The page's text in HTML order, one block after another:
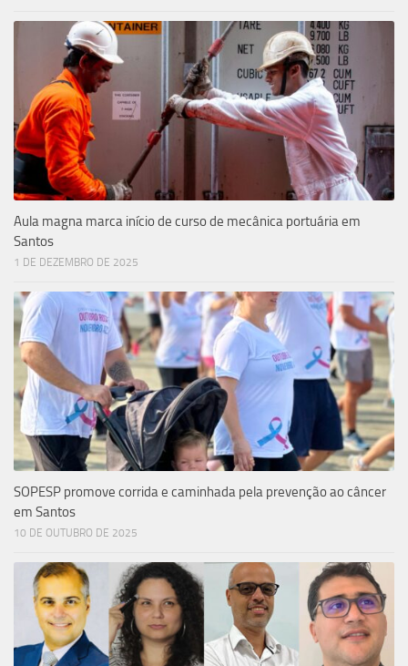
Aula magna marca início de curso de mecânica portuária em
Santos
1 DE DEZEMBRO DE 2025
SOPESP promove corrida e caminhada pela prevenção ao câncer
em Santos
10 DE OUTUBRO DE 2025